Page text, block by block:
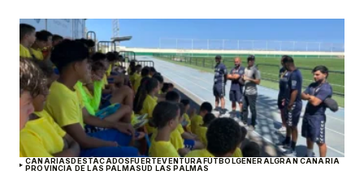
CANARIASDESTACADOSFUERTEVENTURAFÚTBOLGENERALGRAN CANARIA
PROVINCIA DE LAS PALMASUD LAS PALMAS